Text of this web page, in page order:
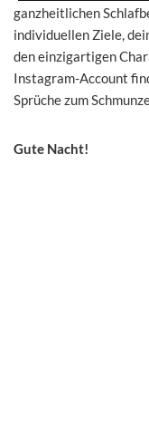
ganzheitlichen
individuellen Ziele,
den einzigartigen
Instagram-Account
Sprüche zum
Gute Nacht!